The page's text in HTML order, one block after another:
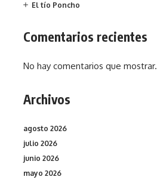
El tío Poncho
Comentarios recientes
No hay comentarios que mostrar.
Archivos
agosto 2026
julio 2026
junio 2026
mayo 2026